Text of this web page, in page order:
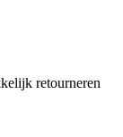
retourneren